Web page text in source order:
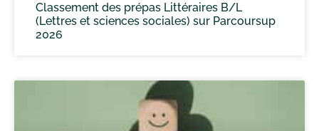
Classement des prépas Littéraires B/L
(Lettres et sciences sociales) sur Parcoursup
2026